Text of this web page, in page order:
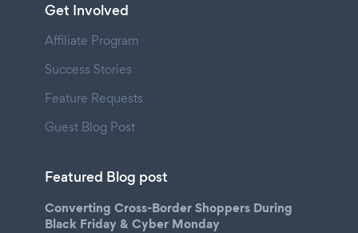
Get Involved
Affiliate Program
Success Stories
Feature Requests
Guest Blog Post
Featured Blog post
Converting Cross-Border Shoppers During
Black Friday & Cyber Monday